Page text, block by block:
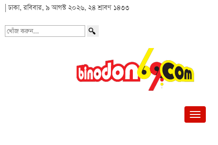
| ঢাকা, রবিবার, ৯ আগস্ট ২০২৬, ২৪ শ্রাবণ ১৪৩৩
খোঁজ